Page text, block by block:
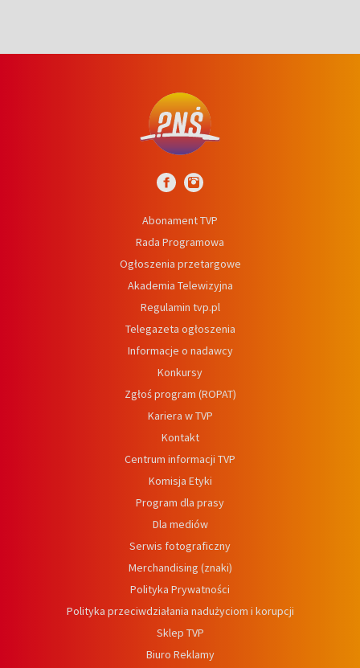
Abonament TVP
Rada Programowa
Ogłoszenia przetargowe
Akademia Telewizyjna
Regulamin tvp.pl
Telegazeta ogłoszenia
Informacje o nadawcy
Konkursy
Zgłoś program (ROPAT)
Kariera w TVP
Kontakt
Centrum informacji TVP
Komisja Etyki
Program dla prasy
Dla mediów
Serwis fotograficzny
Merchandising (znaki)
Polityka Prywatności
Polityka przeciwdziałania nadużyciom i korupcji
Sklep TVP
Biuro Reklamy